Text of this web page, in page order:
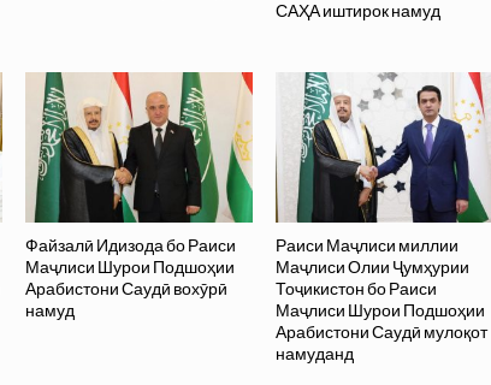
САҲА иштирок намуд
Файзалӣ Идизода бо Раиси
Маҷлиси Шурои Подшоҳии
Арабистони Саудӣ вохӯрӣ
намуд
Раиси Маҷлиси миллии
Маҷлиси Олии Ҷумҳурии
Тоҷикистон бо Раиси
Маҷлиси Шурои Подшоҳии
Арабистони Саудӣ мулоқот
намуданд